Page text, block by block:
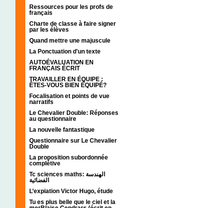
Ressources pour les profs de
français
Charte de classe à faire signer
par les élèves
Quand mettre une majuscule
La Ponctuation d'un texte
AUTOÉVALUATION EN
FRANÇAIS ÉCRIT
TRAVAILLER EN ÉQUIPE :
ÊTES-VOUS BIEN ÉQUIPÉ?
Focalisation et points de vue
narratifs
Le Chevalier Double: Réponses
au questionnaire
La nouvelle fantastique
Questionnaire sur Le Chevalier
Double
La proposition subordonnée
complétive
Tc sciences maths: الهندسة
الفضائية
L’expiation Victor Hugo, étude
Tu es plus belle que le ciel et la